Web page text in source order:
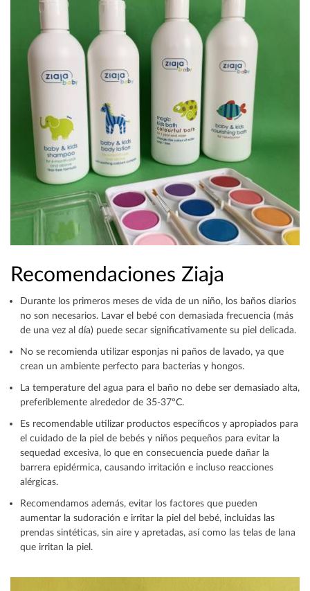
Recomendaciones Ziaja
Durante los primeros meses de vida de un niño, los baños diarios
no son necesarios. Lavar el bebé con demasiada frecuencia (más
de una vez al día) puede secar significativamente su piel delicada.
No se recomienda utilizar esponjas ni paños de lavado, ya que
crean un ambiente perfecto para bacterias y hongos.
La temperature del agua para el baño no debe ser demasiado alta,
preferiblemente alrededor de 35-37ºC.
Es recomendable utilizar productos específicos y apropiados para
el cuidado de la piel de bebés y niños pequeños para evitar la
sequedad excesiva, lo que en consecuencia puede dañar la
barrera epidérmica, causando irritación e incluso reacciones
alérgicas.
Recomendamos además, evitar los factores que pueden
aumentar la sudoración e irritar la piel del bebé, incluidas las
prendas sintéticas, sin aire y apretadas, así como las telas de lana
que irritan la piel.